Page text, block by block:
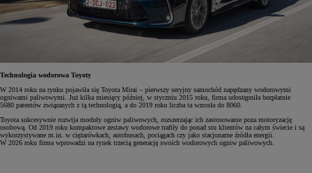
Technologia wodorowa Toyoty
W 2014 roku na rynku pojawiła się Toyota Mirai – pierwszy seryjny samochód napędzany wodorowymi
ogniwami paliwowymi. Już kilka miesięcy później, w styczniu 2015 roku, firma udostępniła bezpłatnie
5680 patentów związanych z tą technologią, a do 2019 roku liczba ta wzrosła do 8060.
Toyota sukcesywnie rozwija moduły ogniw paliwowych, rozszerzając ich zastosowanie poza motoryzację
osobową. Od 2019 roku kompaktowe zestawy wodorowe trafiły do ponad stu klientów na całym świecie i są
wykorzystywane m.in. w ciężarówkach, autobusach, pociągach czy jako stacjonarne źródła energii.
W 2026 roku firma wprowadzi na rynek trzecią generację swoich wodorowych ogniw paliwowych.